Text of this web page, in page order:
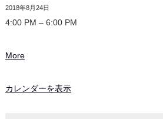
2018年8月24日
4:00 PM – 6:00 PM
More
カレンダーを表示